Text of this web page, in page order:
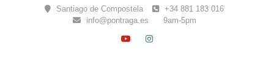
Santiago de Compostela
+34 881 183 016
info@pontraga.es
9am-5pm
YOUTUBE
INSTAGRAM